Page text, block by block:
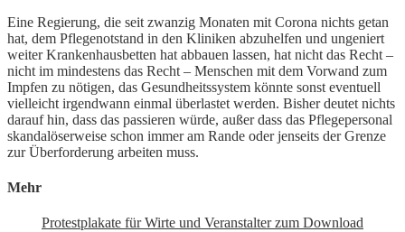
Eine Regierung, die seit zwanzig Monaten mit Corona nichts getan
hat, dem Pflegenotstand in den Kliniken abzuhelfen und ungeniert
weiter Krankenhausbetten hat abbauen lassen, hat nicht das Recht –
nicht im mindestens das Recht – Menschen mit dem Vorwand zum
Impfen zu nötigen, das Gesundheitssystem könnte sonst eventuell
vielleicht irgendwann einmal überlastet werden. Bisher deutet nichts
darauf hin, dass das passieren würde, außer dass das Pflegepersonal
skandalöserweise schon immer am Rande oder jenseits der Grenze
zur Überforderung arbeiten muss.
Mehr
Protestplakate für Wirte und Veranstalter zum Download